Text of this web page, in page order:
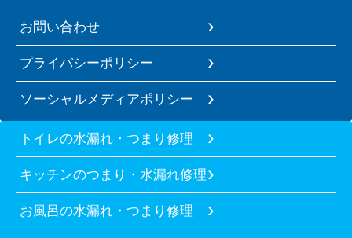
お問い合わせ
プライバシーポリシー
ソーシャルメディアポリシー
トイレの水漏れ・つまり修理
キッチンのつまり・水漏れ修理
お風呂の水漏れ・つまり修理